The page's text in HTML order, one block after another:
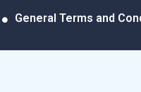
General Terms and